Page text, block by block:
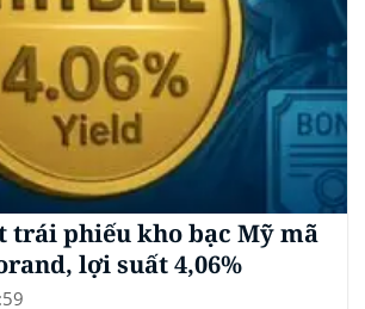
trái phiếu kho bạc Mỹ mã
lợi suất 4,06%